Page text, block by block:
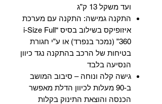
ועד משקל 13 ק”ג
התקנה גמישה: התקנה עם מערכת
איזופיקס בשילוב בסיס “i-Size Full
360” (נמכר בנפרד) או ע”י חגורת
בטיחות של הרכב בהתקנה נגד כיוון
הנסיעה בלבד
גישה קלה ונוחה – סיבוב המושב
ב-90 מעלות לכיוון הדלת מאפשר
הכנסה והוצאת התינוק בקלות